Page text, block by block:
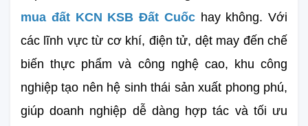
mua đất KCN KSB Đất Cuốc hay không. Với
các lĩnh vực từ cơ khí, điện tử, dệt may đến chế
biến thực phẩm và công nghệ cao, khu công
nghiệp tạo nên hệ sinh thái sản xuất phong phú,
giúp doanh nghiệp dễ dàng hợp tác và tối ưu